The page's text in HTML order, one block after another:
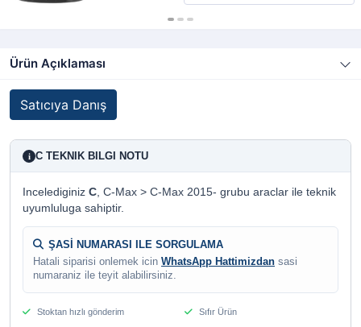
Ürün Açıklaması
Satıcıya Danış
i C TEKNIK BILGI NOTU
Incelediginiz C, C-Max > C-Max 2015- grubu araclar ile teknik
uyumluluga sahiptir.
ŞASİ NUMARASI ILE SORGULAMA
Hatali siparisi onlemek icin WhatsApp Hattimizdan sasi
numaraniz ile teyit alabilirsiniz.
Stoktan hızlı gönderim Sıfır Ürün